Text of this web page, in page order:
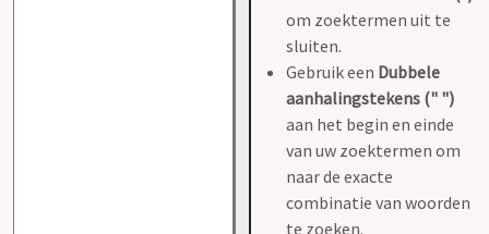
om zoektermen uit te
sluiten.
Gebruik een Dubbele
aanhalingstekens (" ")
aan het begin en einde
van uw zoektermen om
naar de exacte
combinatie van woorden
te zoeken.